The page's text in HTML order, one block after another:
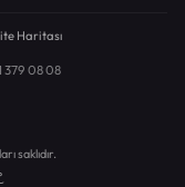
Haritası
379 08 08
saklıdır.